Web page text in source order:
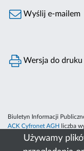
Używamy
Wyślij e-mailem
Wersja do druku
Biuletyn Informacji
ACK Cyfronet AGH
liczba